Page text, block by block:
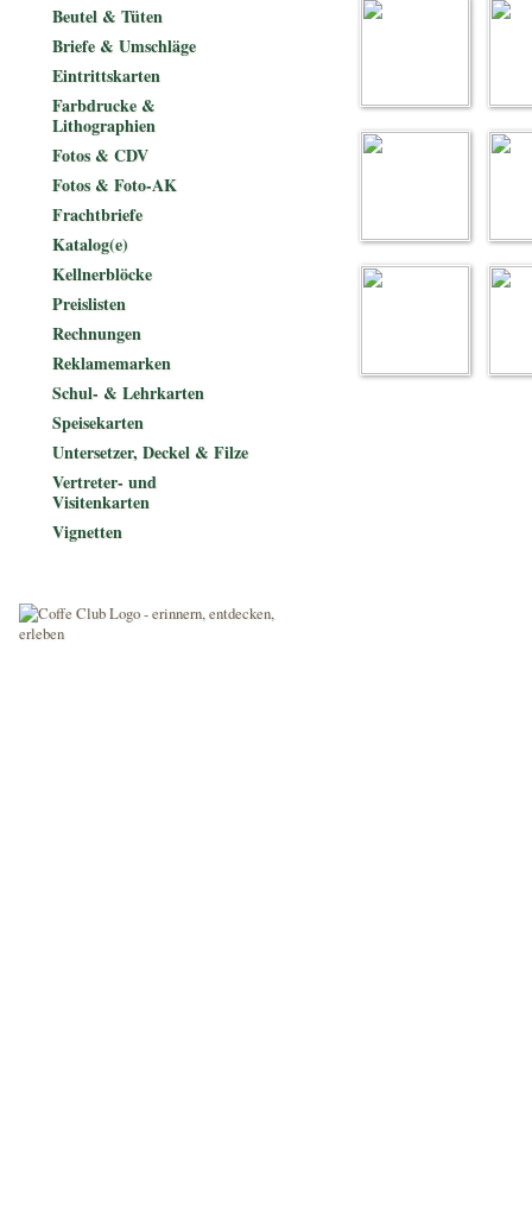
Beutel & Tüten
Briefe & Umschläge
Eintrittskarten
Farbdrucke &
Lithographien
Fotos & CDV
Fotos & Foto-AK
Frachtbriefe
Katalog(e)
Kellnerblöcke
Preislisten
Rechnungen
Reklamemarken
Schul- & Lehrkarten
Speisekarten
Untersetzer, Deckel & Filze
Vertreter- und
Visitenkarten
Vignetten